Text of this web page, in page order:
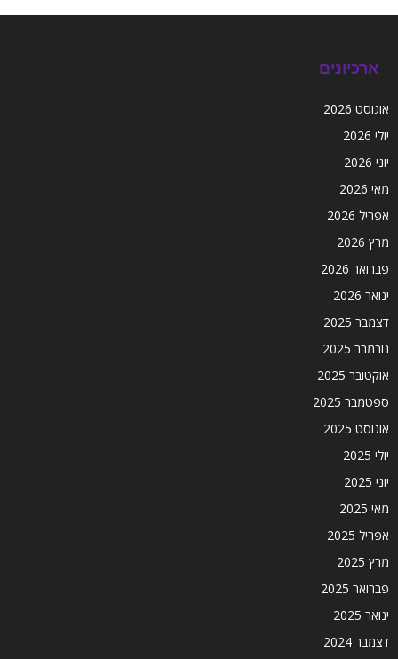
ארכיונים
אוגוסט 2026
יולי 2026
יוני 2026
מאי 2026
אפריל 2026
מרץ 2026
פברואר 2026
ינואר 2026
דצמבר 2025
נובמבר 2025
אוקטובר 2025
ספטמבר 2025
אוגוסט 2025
יולי 2025
יוני 2025
מאי 2025
אפריל 2025
מרץ 2025
פברואר 2025
ינואר 2025
דצמבר 2024